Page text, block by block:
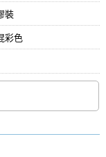
裝
彩色